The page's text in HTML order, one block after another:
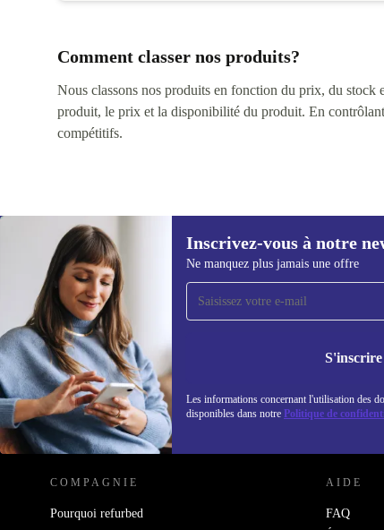
Comment classer nos produits?
Nous classons nos produits en fonction du prix, du stock
produit, le prix et la disponibilité du produit. En
compétitifs.
Inscrivez-vous à notre
Ne manquez plus jamais une offre
S'inscrire
Les informations concernant l'utilisation des
disponibles dans notre Politique de
Recevoir offres et infos de
refurbed par mail
Ne manquez plus aucune offre.
politique
REFURBED LUXEMBOURG - RETHINK NEW.
COMPAGNIE
Pourquoi refurbed
AIDE
FAQ